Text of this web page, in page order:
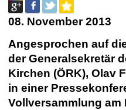
08. November 2013
Angesprochen auf
der Generalsekretär
Kirchen (ÖRK), Olav
in einer
Vollversammlung am